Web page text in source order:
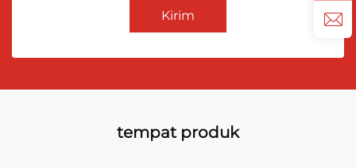
Kirim
tempat produk